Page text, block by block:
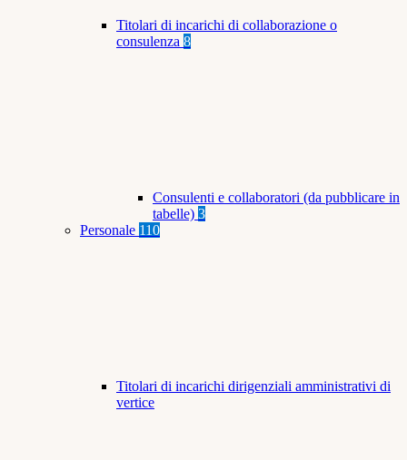
Titolari di incarichi di collaborazione o
consulenza 8
Consulenti e collaboratori (da pubblicare in
tabelle) 3
Personale 110
Titolari di incarichi dirigenziali amministrativi di
vertice